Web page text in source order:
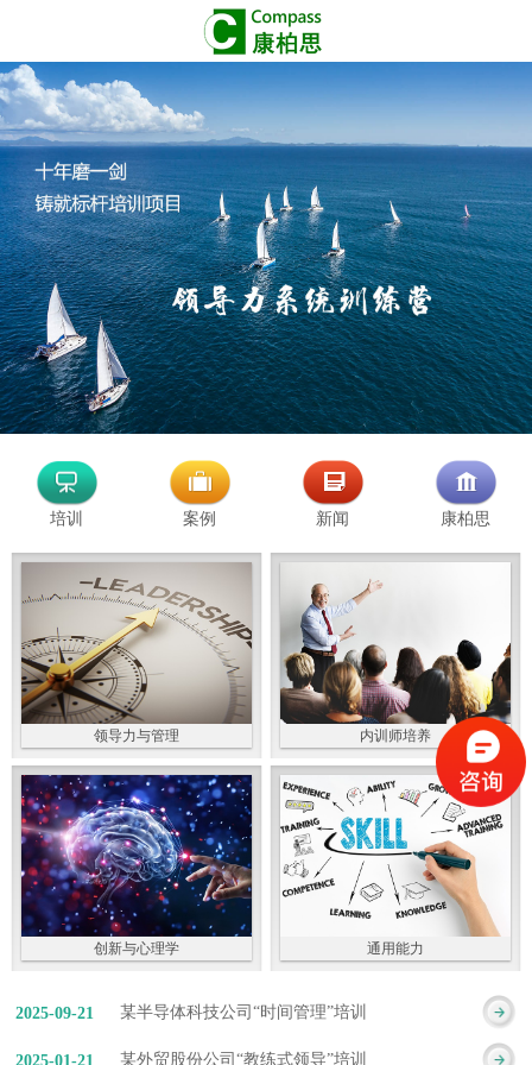
培训 案例 新闻 康柏思
领导力与管理 内训师培养
创新与心理学 通用能力
某半导体科技公司“时间管理”培训
2025-09-21
某外贸股份公司“教练式领导”培训
2025-01-21